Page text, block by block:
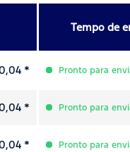
Tempo de
* Pronto para
* Pronto para
* Pronto para